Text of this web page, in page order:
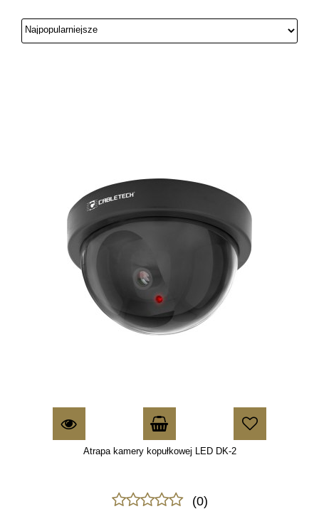
Atrapa kamery kopułkowej LED DK-2
(0)